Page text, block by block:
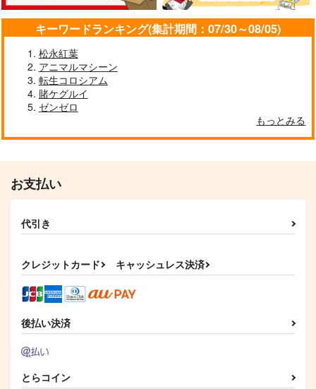
キーワードランキング(集計期間：07/30～08/05)
松永紅葉
アニマルマシーン
転生コロシアム
賭ケグルイ
ゼンゼロ
もっとみる
お支払い
代引き
クレジットカード キャッシュレス決済
後払い決済
とらコイン